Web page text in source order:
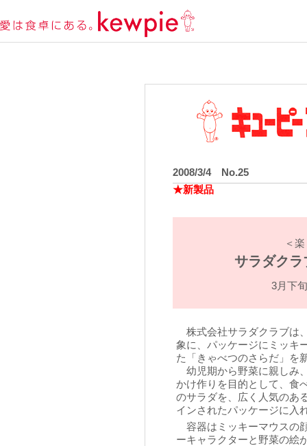
2008/3/4 No.25
★新製品
＜
サラダク
3月下
株式会社サラダクラブは
象に、パッケージにミッキ
た「きゃべつのさらだ」を
幼児期から野菜に親しみ
かけ作りを目的として、食
のサラダを、広く人気のあ
インされたパッケージに入
容器はミッキーマウスの
ーキャラクターと野菜の絵